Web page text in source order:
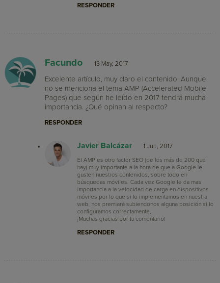
RESPONDER
Facundo 13 May, 2017
Excelente artículo, muy claro el contenido. Aunque
no se menciona el tema AMP (Accelerated Mobile
Pages) que según he leído en 2017 tendrá mucha
importancia. ¿Qué opinan al respecto?
RESPONDER
Javier Balcázar 1 Jun, 2017
El AMP es otro factor SEO (de los más de 200 que
hay) muy importante a la hora de que a Google le
gusten nuestros contenidos, sobre todo en
búsquedas móviles. Cada vez Google le da mas
importancia a la velocidad de carga en dispositivos
móviles por lo que si lo implementamos en nuestra
web, nos premiará subiendonos alguna posición si lo
configuramos correctamente,.
¡Muchas gracias por tu comentario!
RESPONDER